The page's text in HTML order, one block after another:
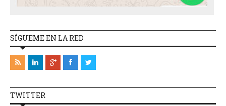
SÍGUEME EN LA RED
TWITTER